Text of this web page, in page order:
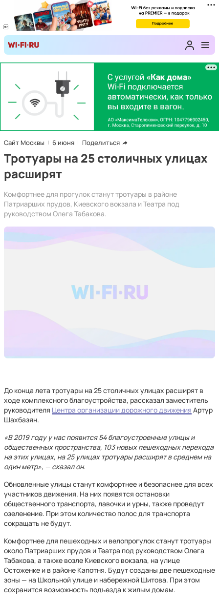
Сайт Москвы 6 июня Поделиться
Тротуары на 25 столичных улицах
расширят
Комфортнее для прогулок станут тротуары в районе
Патриарших прудов, Киевского вокзала и Театра под
руководством Олега Табакова.
До конца лета тротуары на 25 столичных улицах расширят в
ходе комплексного благоустройства, рассказал заместитель
руководителя Центра организации дорожного движения Артур
Шахбазян.
«В 2019 году у нас появится 54 благоустроенные улицы и
общественных пространства, 103 новых пешеходных перехода
на этих улицах, на 25 улицах тротуары расширят в среднем на
один метр», — сказал он.
Обновленные улицы станут комфортнее и безопаснее для всех
участников движения. На них появятся остановки
общественного транспорта, лавочки и урны, также проведут
озеленение. При этом количество полос для транспорта
сокращать не будут.
Комфортнее для пешеходных и велопрогулок станут тротуары
около Патриарших прудов и Театра под руководством Олега
Табакова, а также возле Киевского вокзала, на улице
Остоженке и в районе Капотня. Будут созданы две пешеходные
зоны — на Школьной улице и набережной Шитова. При этом
сохранится возможность подъезда к жилым домам.